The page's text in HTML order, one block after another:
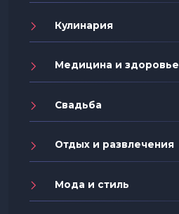
Кулинария
Медицина и здоровье
Свадьба
Отдых и развлечения
Мода и стиль